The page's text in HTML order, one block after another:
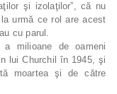
şi izolaţilor”, că nu
urmă ce rol are acest
cu parul.
milioane de oameni
lui Churchil în 1945, şi
moartea şi de către